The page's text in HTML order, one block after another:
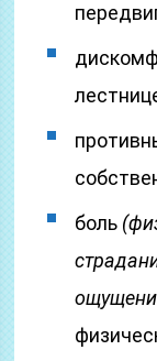
боль